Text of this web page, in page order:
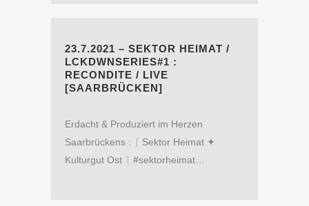
23.7.2021 – SEKTOR HEIMAT /
LCKDWNSERIES#1 :
RECONDITE / LIVE
[SAARBRÜCKEN]
Erdacht & Produziert im Herzen
Saarbrückens : ⎰ Sektor Heimat ✦
Kulturgut Ost ⎱ #sektorheimat…